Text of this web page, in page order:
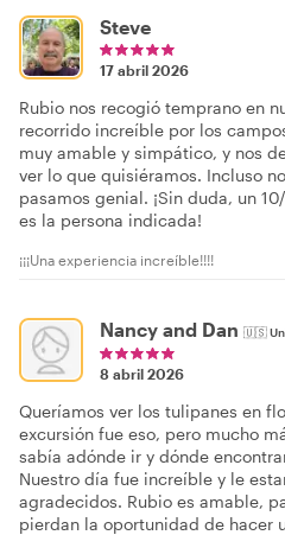
Steve
17 abril 2026
Rubio nos recogió temprano en
recorrido increíble por los
muy amable y simpático, y nos
ver lo que quisiéramos. Incluso
pasamos genial. ¡Sin duda, un
es la persona indicada!
¡¡¡Una experiencia increíble!!!!
Nancy and Dan 🇺🇸
8 abril 2026
Queríamos ver los tulipanes en
excursión fue eso, pero mucho
sabía adónde ir y dónde
Nuestro día fue increíble y le
agradecidos. Rubio es amable,
pierdan la oportunidad de hacer